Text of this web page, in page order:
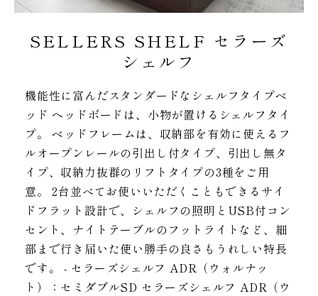
SELLERS SHELF セラーズ
シェルフ
機能性に富んだスタンダードなシェルフタイプベ
ッド ヘッドボードは、小物が置けるシェルフタイ
プ。 ベッドフレームは、収納部を有効に使えるフ
ルオープンレールの引出し付タイプ、引出し無タ
イプ、収納力抜群のリフトタイプの3種をご用
意。 2台並べてお使いいただくこともできるサイ
ドフラット設計で、シェルフの照明とUSB付コン
セント、ナイトテーブルのフットライトなど、細
部まで行き届いた使い勝手の良さもうれしい特長
です。 - セラーズシェルフ ADR（ウォルナッ
ト）：セミダブルSD セラーズシェルフ ADR（ウ